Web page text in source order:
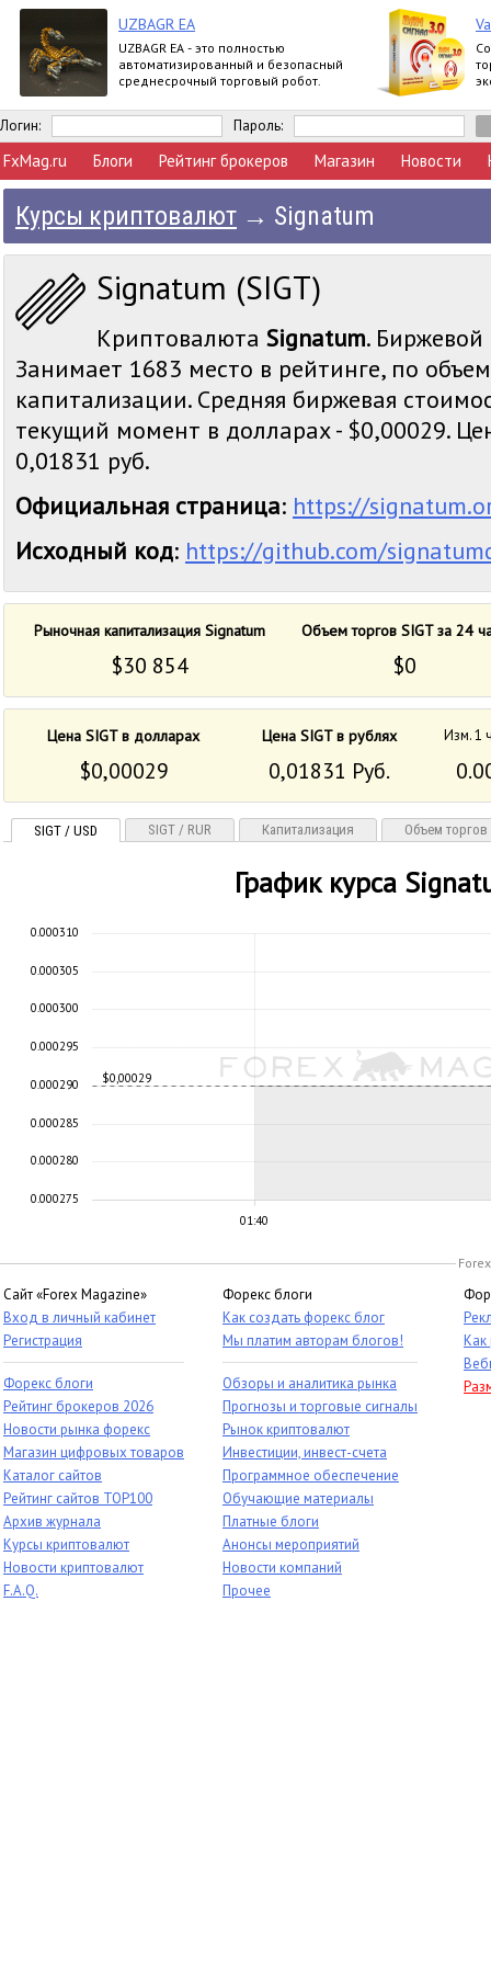
UZBAGR EA
UZBAGR EA - это полностью
автоматизированный и безопасный
среднесрочный торговый робот.
Логин: Пароль:
FxMag.ru Блоги Рейтинг брокеров Магазин Новости
Курсы криптовалют → Signatum
Signatum (SIGT)
Криптовалюта Signatum.
Занимает 1683 место в рейтинге, по
капитализации. Средняя биржевая
текущий момент в долларах - $0,00029.
0,01831 руб.
Официальная страница: https://
Исходный код: https://github.com/
Рыночная капитализация Signatum Объем торгов SIGT за 24
$30 854 $0
Цена SIGT в долларах Цена SIGT в рублях Изм. 1
$0,00029 0,01831 Руб.
SIGT / USD SIGT / RUR Капитализация Объем торгов
График курса
01:40
$0,00029
0.000275
0.000280
0.000285
0.000290
0.000295
0.000300
0.000305
0.000310
Сайт «Forex Magazine»
Вход в личный кабинет
Регистрация
Форекс блоги
Рейтинг брокеров 2026
Новости рынка форекс
Магазин цифровых товаров
Каталог сайтов
Рейтинг сайтов TOP100
Архив журнала
Курсы криптовалют
Новости криптовалют
F.A.Q.
Форекс блоги
Как создать форекс блог
Мы платим авторам блогов!
Обзоры и аналитика рынка
Прогнозы и торговые сигналы
Рынок криптовалют
Инвестиции, инвест-счета
Программное обеспечение
Обучающие материалы
Платные блоги
Анонсы мероприятий
Новости компаний
Прочее
Как